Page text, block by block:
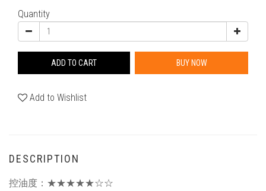
Quantity
ADD TO CART BUY NOW
Add to Wishlist
DESCRIPTION
控油度：★★★★★☆☆